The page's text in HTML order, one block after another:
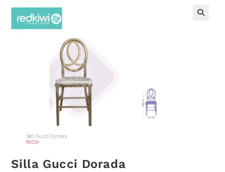
Silla Gucci Dorada